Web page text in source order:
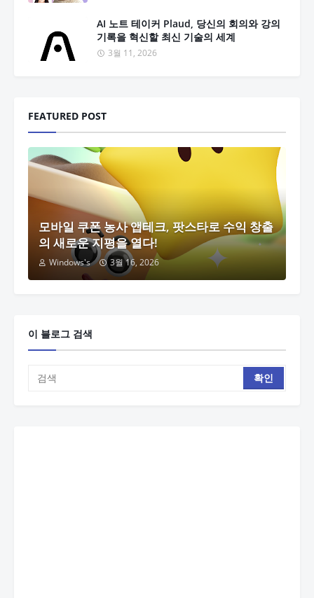
AI 노트 테이커 Plaud, 당신의 회의와 강의
기록을 혁신할 최신 기술의 세계
3월 11, 2026
FEATURED POST
모바일 쿠폰 농사 앱테크, 팟스타로 수익 창출
의 새로운 지평을 열다!
Windows's 3월 16, 2026
이 블로그 검색